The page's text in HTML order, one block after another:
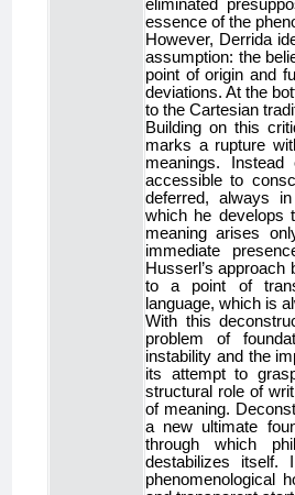
eliminated
essence of the
However, Derrida
assumption: the
point of origin and
deviations. At the
to the Cartesian
Building on this
marks a rupture
meanings.
accessible to
deferred, always
which he develops
meaning arises
immediate
Husserl’s
to a point of
language, which is
With this
problem of
instability and the
its attempt to
structural role of
of meaning.
a new ultimate
through which
destabilizes
phenomenological